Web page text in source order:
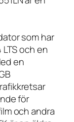
som har
och en
en
för
och andra